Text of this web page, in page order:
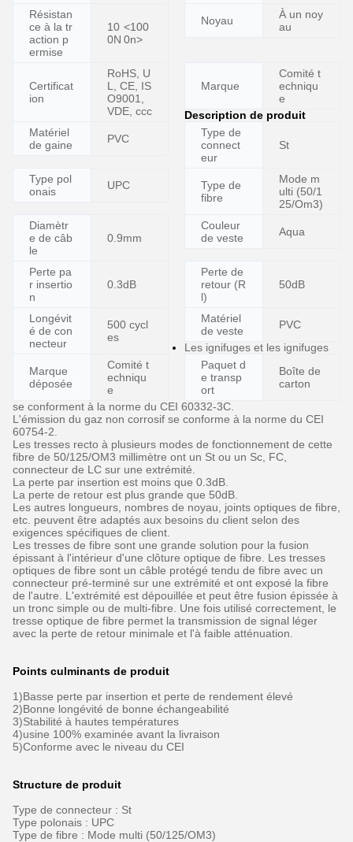
Résistan
ce à la tr
action p
ermise
10
0N
<100
0n>
Noyau
À un noy
au
Certificat
ion
RoHS, U
L, CE, IS
O9001,
VDE, ccc
Marque
Comité t
echniqu
e
Matériel
de gaine
PVC
Type de
connect
eur
St
Type pol
onais
UPC
Type de
fibre
Mode m
ulti (50/1
25/Om3)
Diamètr
e de câb
le
0.9mm
Couleur
de veste
Aqua
Perte pa
r insertio
n
0.3dB
Perte de
retour (R
l)
50dB
Longévit
é de con
necteur
500 cycl
es
Matériel
de veste
PVC
Marque
déposée
Comité t
echniqu
e
Paquet d
e transp
ort
Boîte de
carton
Description de produit
Les ignifuges et les ignifuges
se conforment à la norme du CEI 60332-3C.
L'émission du gaz non corrosif se conforme à la norme du CEI
60754-2.
Les tresses recto à plusieurs modes de fonctionnement de cette
fibre de 50/125/OM3 millimètre ont un St ou un Sc, FC,
connecteur de LC sur une extrémité.
La perte par insertion est moins que 0.3dB.
La perte de retour est plus grande que 50dB.
Les autres longueurs, nombres de noyau, joints optiques de fibre,
etc. peuvent être adaptés aux besoins du client selon des
exigences spécifiques de client.
Les tresses de fibre sont une grande solution pour la fusion
épissant à l'intérieur d'une clôture optique de fibre. Les tresses
optiques de fibre sont un câble protégé tendu de fibre avec un
connecteur pré-terminé sur une extrémité et ont exposé la fibre
de l'autre. L'extrémité est dépouillée et peut être fusion épissée à
un tronc simple ou de multi-fibre. Une fois utilisé correctement, le
tresse optique de fibre permet la transmission de signal léger
avec la perte de retour minimale et l'à faible atténuation.
Points culminants de produit
1)Basse perte par insertion et perte de rendement élevé
2)Bonne longévité de bonne échangeabilité
3)Stabilité à hautes températures
4)usine 100% examinée avant la livraison
5)Conforme avec le niveau du CEI
Structure de produit
Type de connecteur : St
Type polonais : UPC
Type de fibre : Mode multi (50/125/OM3)